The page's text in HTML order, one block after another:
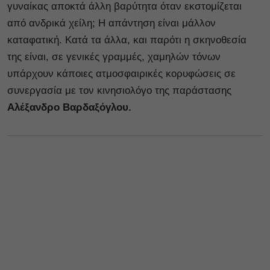
γυναίκας αποκτά άλλη βαρύτητα όταν εκστομίζεται
από ανδρικά χείλη; Η απάντηση είναι μάλλον
καταφατική. Κατά τα άλλα, και παρότι η σκηνοθεσία
της είναι, σε γενικές γραμμές, χαμηλών τόνων
υπάρχουν κάποιες ατμοσφαιρικές κορυφώσεις σε
συνεργασία με τον κινησιολόγο της παράστασης
Αλέξανδρο Βαρδαξόγλου.